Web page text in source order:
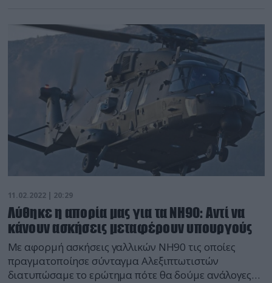
του στον κόσμο παρά το βάρος του των σχεδόν 70
τόνων. Το άρμα διαθέτει σύνθετη θωράκιση νέου […]
11.02.2022 | 20:29
Λύθηκε η απορία μας για τα ΝΗ90: Αντί να
κάνουν ασκήσεις μεταφέρουν υπουργούς
Με αφορμή ασκήσεις γαλλικών ΝΗ90 τις οποίες
πραγματοποίησε σύνταγμα Αλεξιπτωτιστών
διατυπώσαμε το ερώτημα πότε θα δούμε ανάλογες